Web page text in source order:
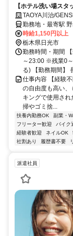
【ホテル洗い場ス
歴書不要/シフト相談
TAOYA川治/
勤務地・最寄駅
時給1,150円以上
栃木県日光市
勤務時間・期間
～23:00 ※残業0
る) 【勤務期間】
仕事内容 【経験
の自由度も高い、
キングで使用さ
掃やゴミ捨...
扶養内勤務OK 副業・
フリーター歓迎
バイク
経験者歓迎
ネイルOK
社割あり
履歴書不要
派遣社員